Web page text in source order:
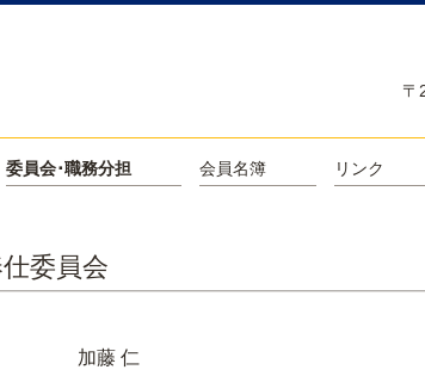
〒
委員会･職務分担 会員名簿 リンク
委員会
加藤 仁